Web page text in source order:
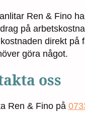
Ren & Fino
på
direkt på
göra något.
oss
Ren & Fino på